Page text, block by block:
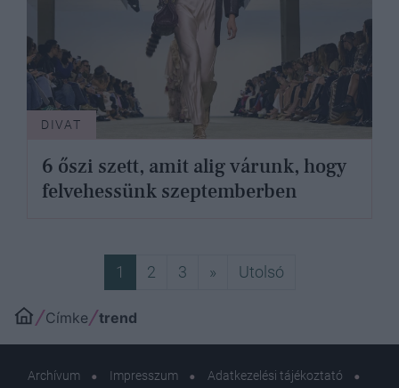
DIVAT
6 őszi szett, amit alig várunk, hogy
felvehessünk szeptemberben
1 2 3 »Következő
UtolsóUtolsó
Címke trend
Archívum Impresszum
Adatkezelési tájékoztató